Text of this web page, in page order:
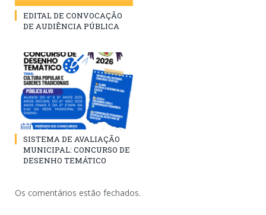
EDITAL DE CONVOCAÇÃO
DE AUDIÊNCIA PÚBLICA
SISTEMA DE AVALIAÇÃO
MUNICIPAL: CONCURSO DE
DESENHO TEMÁTICO
Os comentários estão fechados.